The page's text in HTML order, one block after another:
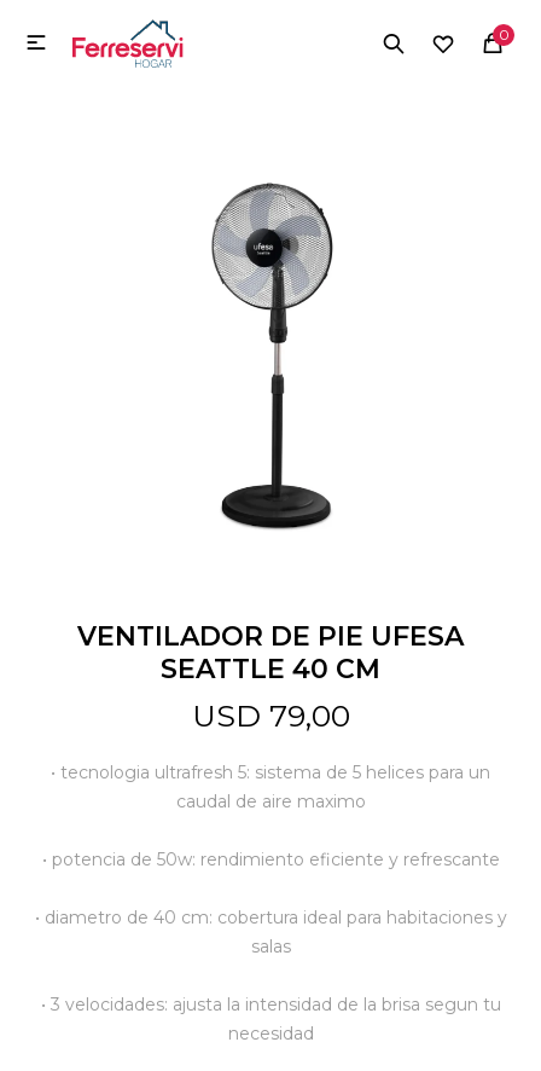
0

VENTILADOR DE PIE UFESA
SEATTLE 40 CM
USD 79,00
• tecnologia ultrafresh 5: sistema de 5 helices para un
caudal de aire maximo
• potencia de 50w: rendimiento eficiente y refrescante
• diametro de 40 cm: cobertura ideal para habitaciones y
salas
• 3 velocidades: ajusta la intensidad de la brisa segun tu
necesidad
MI CUENTA
Herramientas y Construcción
Electrodomésticos
Jardín y Aire Libre
Juguetes y artículos para bebé